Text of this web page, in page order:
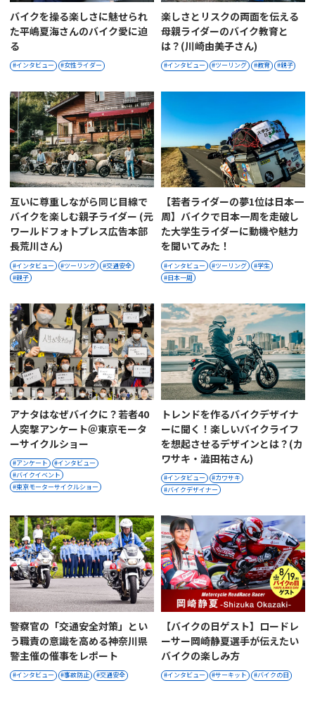
バイクを操る楽しさに魅せられ
た平嶋夏海さんのバイク愛に迫
る︎
インタビュー 女性ライダー
楽しさとリスクの両面を伝える
母親ライダーのバイク教育と
は？(川崎由美子さん)
インタビュー ツーリング 教育 親子
互いに尊重しながら同じ目線で
バイクを楽しむ親子ライダー (元
ワールドフォトプレス広告本部
長荒川さん)
インタビュー ツーリング
交通安全
親子
【若者ライダーの夢1位は日本一
周】バイクで日本一周を走破し
た大学生ライダーに動機や魅力
を聞いてみた！
インタビュー ツーリング
学生
日本一周
アナタはなぜバイクに？若者40
人突撃アンケート＠東京モータ
ーサイクルショー
アンケート
インタビュー
バイクイベント
東京モーターサイクルショー
トレンドを作るバイクデザイナ
ーに聞く！楽しいバイクライフ
を想起させるデザインとは？(カ
ワサキ・澁田祐さん)
インタビュー
カワサキ
バイクデザイナー
警察官の「交通安全対策」とい
う職責の意識を高める神奈川県
警主催の催事をレポート
インタビュー 事故防止 交通安全
【バイクの日ゲスト】ロードレ
ーサー岡崎静夏選手が伝えたい
バイクの楽しみ方
インタビュー サーキット バイクの日